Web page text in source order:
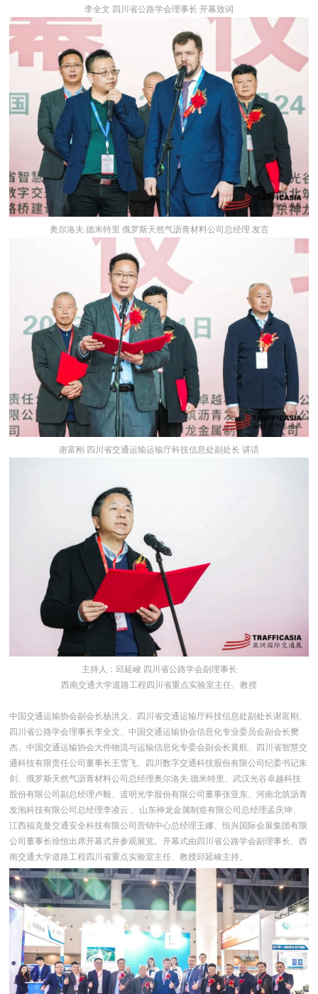
李全文 四川省公路学会理事长 开幕致词
奥尔洛夫.德米特里 俄罗斯天然气沥青材料公司总经理 发言
谢富刚 四川省交通运输运输厅科技信息处副处长 讲话
主持人：邱延峻 四川省公路学会副理事长
西南交通大学道路工程四川省重点实验室主任、教授
中国交通运输协会副会长杨洪义、四川省交通运输厅科技信息处副处长谢富刚、
四川省公路学会理事长李全文、中国交通运输协会信息化专业委员会副会长樊
杰、中国交通运输协会大件物流与运输信息化专委会副会长黄航、四川省智慧交
通科技有限责任公司董事长王雪飞、四川数字交通科技股份有限公司纪委书记朱
剑、俄罗斯天然气沥青材料公司总经理奥尔洛夫.德米特里、武汉光谷卓越科技
股份有限公司副总经理卢毅、道明光学股份有限公司董事张亚东、河南北筑沥青
发泡科技有限公司总经理李凌云 、山东神龙金属制造有限公司总经理孟庆坤、
江西福克曼交通安全科技有限公司营销中心总经理王娜、恒兴国际会展集团有限
公司董事长徐恒出席开幕式并参观展览。开幕式由四川省公路学会副理事长、西
南交通大学道路工程四川省重点实验室主任、教授邱延峻主持。